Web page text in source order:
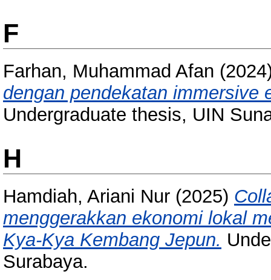
F
Farhan, Muhammad Afan
dengan pendekatan immersive
Undergraduate thesis, UIN
H
Hamdiah, Ariani Nur (2025)
menggerakkan ekonomi lokal
Kya-Kya Kembang Jepun.
Surabaya.